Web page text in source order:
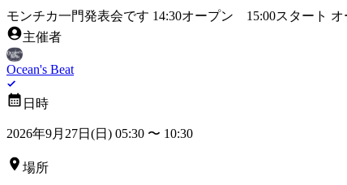
モンチカ一門発表会です 14:30オープン 15:00スタート
主催者
Ocean's Beat
日時
2026年9月27日(日) 05:30 〜 10:30
場所